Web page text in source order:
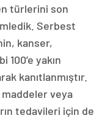
türlerini son
Serbest
kanser,
yakın
kanıtlanmıştır.
veya
tedavileri için de